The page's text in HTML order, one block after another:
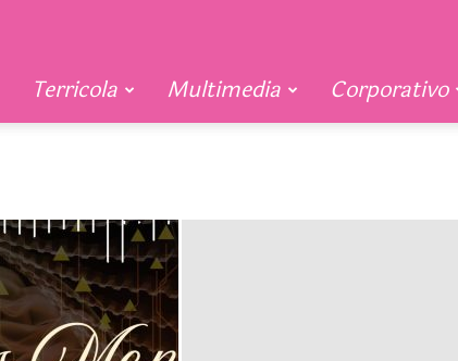
Terricola Multimedia Corporativo